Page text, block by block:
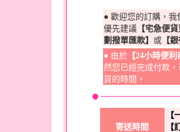
● 歡迎您的訂購，
優先建議 【宅急便
劃撥單匯款】 或 【
● 由於 【24小時便
然您已經完成付款
貨的時間。
寄送時間
【
【